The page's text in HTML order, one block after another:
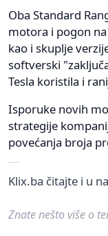
Oba Standard
motora i pogon
kao i skuplje
softverski
Tesla koristila i
Isporuke novih
strategije
povećanja broja
Klix.ba čitajte i u
Znate nešto više o